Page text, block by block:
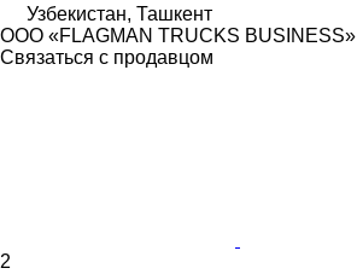
Узбекистан, Ташкент
ООО «FLAGMAN TRUCKS BUSINESS»
Связаться с продавцом
2